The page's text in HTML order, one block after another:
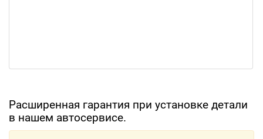
Расширенная гарантия при установке детали
в нашем автосервисе.